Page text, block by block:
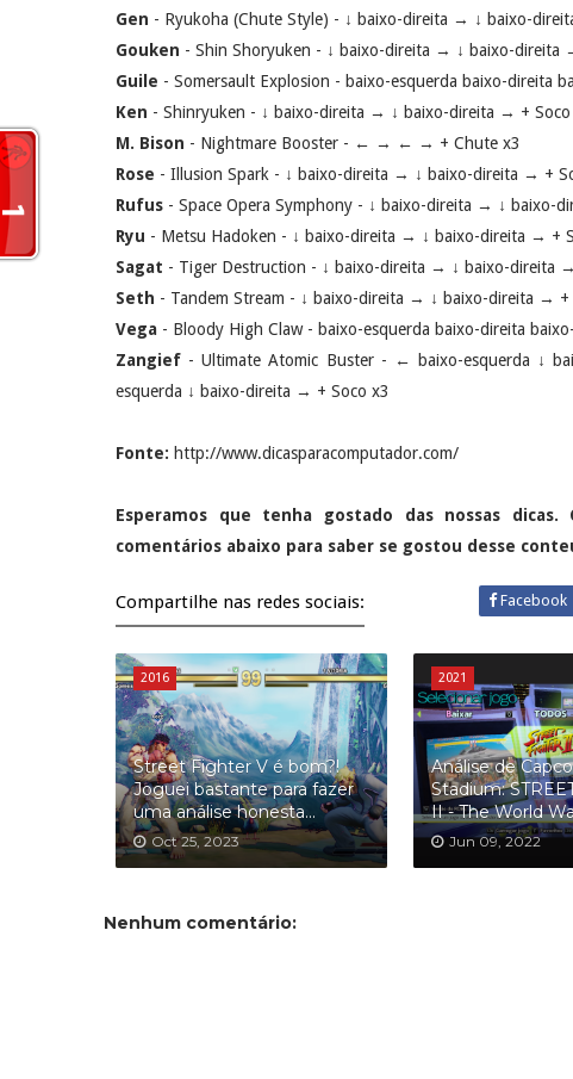
Gen - Ryukoha (Chute Style) - ↓ baixo-direita → ↓ baixo-
Gouken - Shin Shoryuken - ↓ baixo-direita → ↓ baixo-direita
Guile - Somersault Explosion - baixo-esquerda baixo-direita
Ken - Shinryuken - ↓ baixo-direita → ↓ baixo-direita → + Soco
M. Bison - Nightmare Booster - ← → ← → + Chute x3
Rose - Illusion Spark - ↓ baixo-direita → ↓ baixo-direita → +
Rufus - Space Opera Symphony - ↓ baixo-direita → ↓ baixo-
Ryu - Metsu Hadoken - ↓ baixo-direita → ↓ baixo-direita → +
Sagat - Tiger Destruction - ↓ baixo-direita → ↓ baixo-direita
Seth - Tandem Stream - ↓ baixo-direita → ↓ baixo-direita → +
Vega - Bloody High Claw - baixo-esquerda baixo-direita
Zangief - Ultimate Atomic Buster - ← baixo-esquerda ↓
esquerda ↓ baixo-direita → + Soco x3
Fonte: http://www.dicasparacomputador.com/
Esperamos que tenha gostado das nossas dicas.
comentários abaixo para saber se gostou desse
Compartilhe nas redes sociais: Facebook
2016
Street Fighter V é bom?!
Joguei bastante para fazer
uma análise honesta...
Oct 25, 2023
2021
Análise de
Stadium:
II - The World
Jun 09, 2022
Nenhum comentário: